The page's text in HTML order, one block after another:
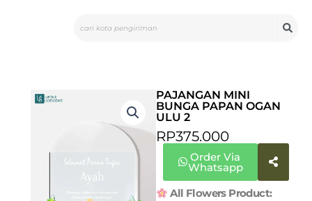
PAJANGAN MINI
BUNGA PAPAN OGAN
ULU 2
RP375.000
Order Via
Whatsapp
All Flowers Product: